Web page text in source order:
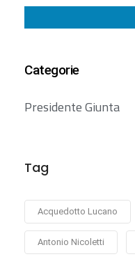
Categorie
Presidente Giunta
Tag
Acquedotto Lucano
Antonio Nicoletti